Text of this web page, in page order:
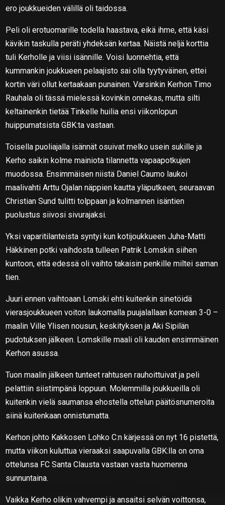
ero joukkueiden välillä oli taidossa.
Peli oli erotuomarille todella haastava, eikä ihme, että käsi
kävikin taskulla peräti yhdeksän kertaa. Näistä neljä korttia
tuli Kerholle ja viisi isännille. Voisi luonnehtia, että
kummankin joukkueen pelaajisto sai olla tyytyväinen, ettei
kortin väri ollut kertaakaan punainen. Varsinkin Kerhon Timo
Rauhala oli tässä mielessä kovinkin onnekas, mutta silti
keltainenkin tietää Tinkelle huilia ensi viikonlopun
huippumatsista GBK:ta vastaan.
Toisella puoliajalla isännät osuivat melko usein sukille ja
Kerho saikin kolme mainiota tilannetta vapaapotkujen
muodossa. Ensimmäisen niistä Daniel Caumo laukoi
maalivahti Arttu Ojalan näppien kautta yläputkeen, seuraavan
Christian Sund tulitti tolppaan ja kolmannen isäntien
puolustus siivosi sivurajaksi.
Yksi vaparitilanteista syntyi kun kotijoukkueen Juha-Matti
Häkkinen potki vaihdosta tulleen Patrik Lomskin siihen
kuntoon, että edessä oli vaihto takaisin penkille miltei saman
tien.
Juuri ennen vaihtoaan Lomski ehti kuitenkin sinetöidä
vierasjoukkueen voiton laukomalla puujalallaan komean 3-0 –
maalin Ville Ylisen nousun, keskityksen ja Aki Sipilän
pudotuksen jälkeen. Lomskille maali oli kauden ensimmäinen
Kerhon asussa.
Tuon maalin jälkeen tunteet rahtusen rauhoittuivat ja peli
pelattiin siistimpänä loppuun. Molemmilla joukkueilla oli
kuitenkin vielä saumansa ehostella ottelun päätösnumeroita
siinä kuitenkaan onnistumatta.
Kerhon johto Kakkosen Lohko C:n kärjessä on nyt 16 pistettä,
mutta viikon kuluttua vieraaksi saapuvalla GBK:lla on oma
ottelunsa FC Santa Clausta vastaan vasta huomenna
sunnuntaina.
Vaikka Kerho olikin vahvempi ja ansaitsi selvän voittonsa,